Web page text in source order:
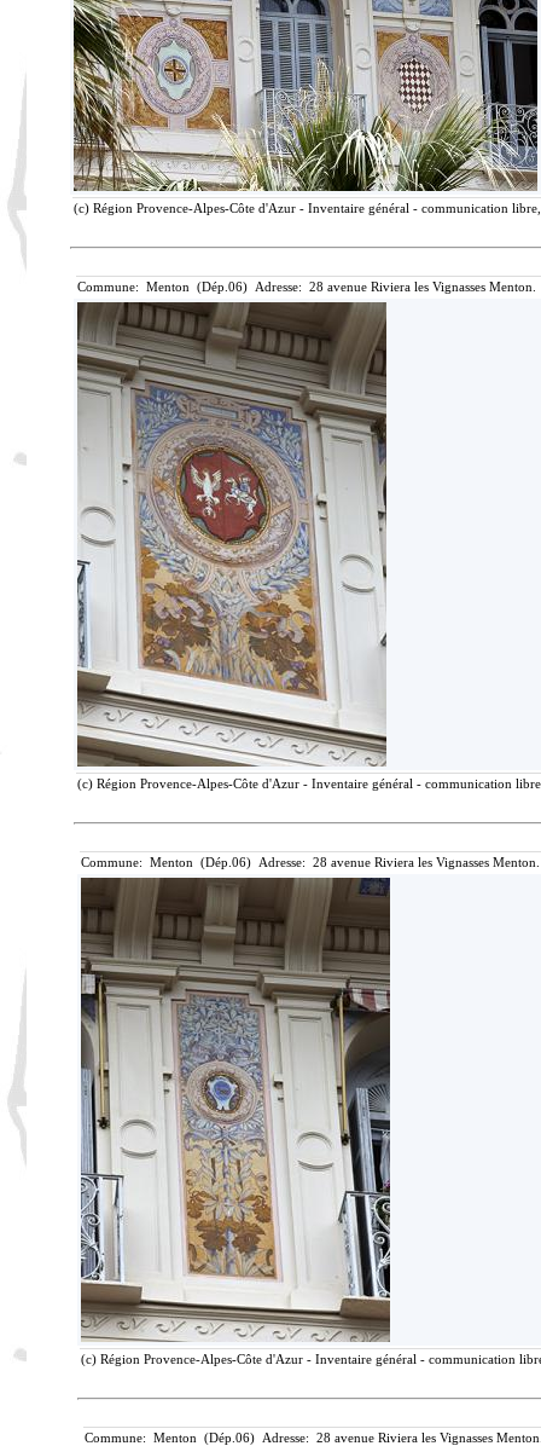
(c) Région Provence-Alpes-Côte d'Azur - Inventaire général - communication
Commune: Menton (Dép.06) Adresse: 28 avenue Riviera les Vignasses
(c) Région Provence-Alpes-Côte d'Azur - Inventaire général - communication
Commune: Menton (Dép.06) Adresse: 28 avenue Riviera les Vignasses
(c) Région Provence-Alpes-Côte d'Azur - Inventaire général - communication
Commune: Menton (Dép.06) Adresse: 28 avenue Riviera les Vignasses